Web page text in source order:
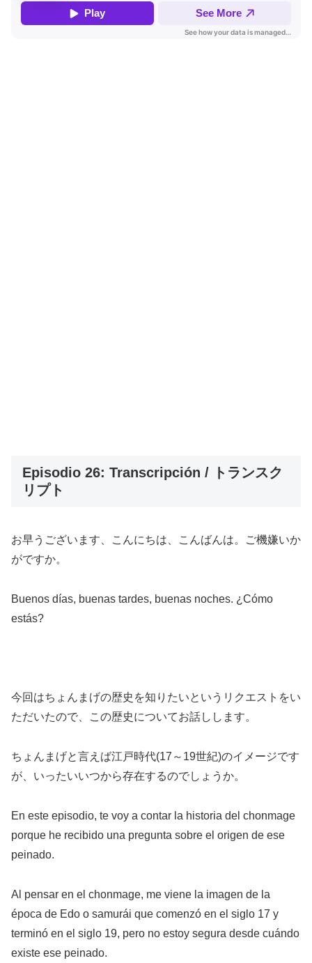
Episodio 26: Transcripción / トランスク
リプト
お早うございます、こんにちは、こんばんは。ご機嫌いか
がですか。
Buenos días, buenas tardes, buenas noches. ¿Cómo
estás?
今回はちょんまげの歴史を知りたいというリクエストをい
ただいたので、この歴史についてお話しします。
ちょんまげと言えば江戸時代(17～19世紀)のイメージです
が、いったいいつから存在するのでしょうか。
En este episodio, te voy a contar la historia del chonmage
porque he recibido una pregunta sobre el origen de ese
peinado.
Al pensar en el chonmage, me viene la imagen de la
época de Edo o samurái que comenzó en el siglo 17 y
terminó en el siglo 19, pero no estoy segura desde cuándo
existe ese peinado.